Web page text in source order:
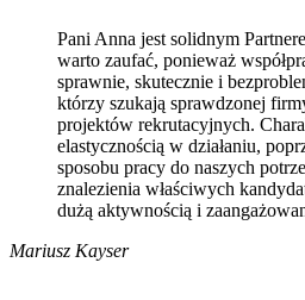
Pani Anna jest solidnym
warto zaufać, ponieważ
sprawnie, skutecznie i
którzy szukają sprawdzonej
projektów rekrutacyjnych.
elastycznością w działaniu,
sposobu pracy do naszych
znalezienia właściwych
dużą aktywnością i
Mariusz Kayser